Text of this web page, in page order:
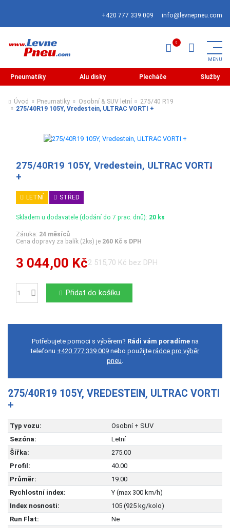
+420 777 339 009 info@levnepneu.com
Pneumatiky Alu disky Plecháče Služby
Úvod Pneumatiky Osobní & SUV letní
275/40 R19
275/40R19 105Y, Vredestein, ULTRAC VORTI +
275/40R19 105Y, Vredestein, ULTRAC VORTI
+
LETNÍ STŘED
Skladem u dodavatele (dodání do 7 prac. dnů): 20 ks
Záruka: 24 měsíců
Cena dopravy za balík (2ks) je 260 Kč s DPH
3 044,00 Kč2 515,70 Kč bez DPH
Počet Přidat do košíku
Potřebujete pomoci s výběrem? Rádi vám poradímena
telefonu +420 777 339 009 nebo použijte rádce pro výběr
pneu.
275/40R19 105Y, VREDESTEIN, ULTRAC VORTI
+
Typ vozu:
Osobní + SUV
Sezóna:
Letní
Šířka:
275.00
Profil:
40.00
Průměr:
19.00
Rychlostní index:
Y (max 300 km/h)
Index nosnosti:
105 (925 kg/kolo)
Run Flat:
Ne